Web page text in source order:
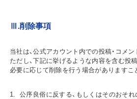
Ⅲ.削除事項
当社は、公式アカウント内での投稿・コメ
ただし、下記に挙げるような内容を含む投
必要に応じて削除を行う場合がありますこ
公序良俗に反する、もしくはそのおそ